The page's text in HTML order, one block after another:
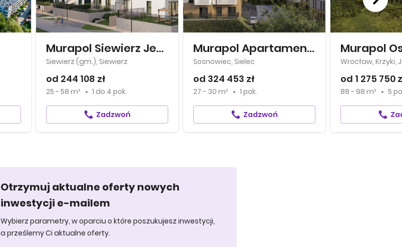
Murapol Siewierz Jeziorna
Siewierz (gm.), Siewierz
od 244 108 zł
25 - 58 m² 1 do 4 pok.
Zadzwoń
Murapol Apartamenty Na Wzgórzu
Sosnowiec, Sielec
od 324 453 zł
27 - 30 m² 1 pok.
Zadzwoń
Wrocław, Krzyki,
od 1 275 750
88 - 98 m² 5
Otrzymuj aktualne oferty nowych
inwestycji e-mailem
Wybierz parametry, w oparciu o które poszukujesz inwestycji,
a prześlemy Ci aktualne oferty.